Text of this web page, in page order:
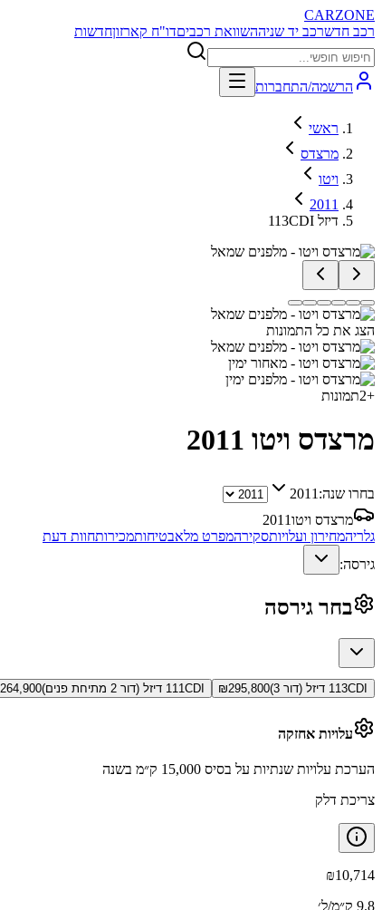
CARZONE
רכב חדשרכב יד שניההשוואת רכביםדו"ח קארזוןחדשות
הרשמה/התחברות
ראשי
מרצדס
ויטו
2011
113CDI דיזל
הצג את כל התמונות
+
2תמונות
מרצדס ויטו 2011
בחרו שנה: 2011
מרצדס ויטו2011
גלריהמחירון ועלויותסקירהמפרט מלאבטיחותמכירותחוות דעת
גירסה:
בחר גירסה
113CDI דיזל (דור 3) ₪295,800 111CDI דיזל (דור 2 מתיחת פנים) 264,900
עלויות אחזקה
הערכת עלויות שנתיות על בסיס 15,000 ק״מ בשנה
צריכת דלק
₪10,714
9.8 ק״מ/ל׳